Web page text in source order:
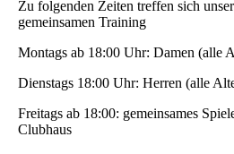
Zu folgenden Zeiten treffen sich
gemeinsamen Training
Montags ab 18:00 Uhr: Damen (alle
Dienstags 18:00 Uhr: Herren (alle
Freitags ab 18:00: gemeinsames
Clubhaus